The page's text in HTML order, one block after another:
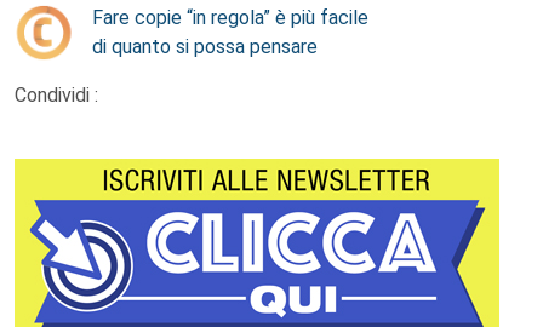
Fare copie “in regola” è più facile
di quanto si possa pensare
Condividi :